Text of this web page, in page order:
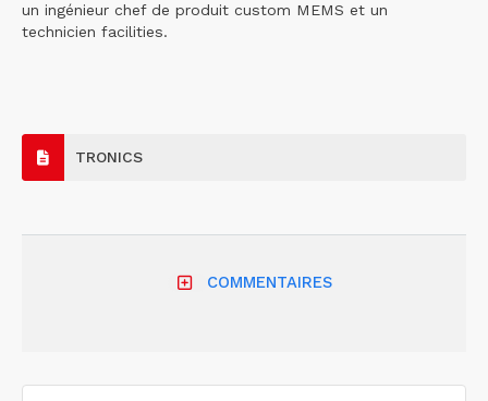
un ingénieur chef de produit custom MEMS et un
technicien facilities.
TRONICS
COMMENTAIRES